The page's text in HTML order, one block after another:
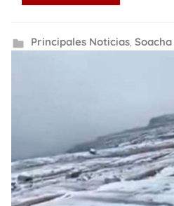
Principales Noticias, Soacha